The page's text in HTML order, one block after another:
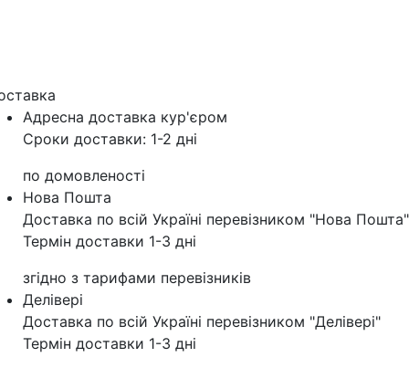
Адресна доставка кур'‎єром
Сроки доставки: 1-2 дні
по домовленості
Нова Пошта
Доставка по всій Україні перевізником "Нова Пошта"
Термін доставки 1-3 дні
згідно з тарифами перевізників
Делівері
Доставка по всій Україні перевізником "Делівері"
Термін доставки 1-3 дні